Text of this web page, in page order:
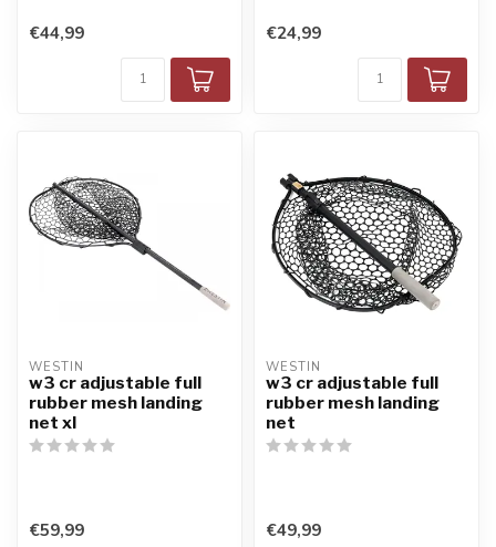
€44,99 €24,99
WESTIN
w3 cr adjustable full
rubber mesh landing
net xl
€59,99
WESTIN
w3 cr adjustable full
rubber mesh landing
net
€49,99